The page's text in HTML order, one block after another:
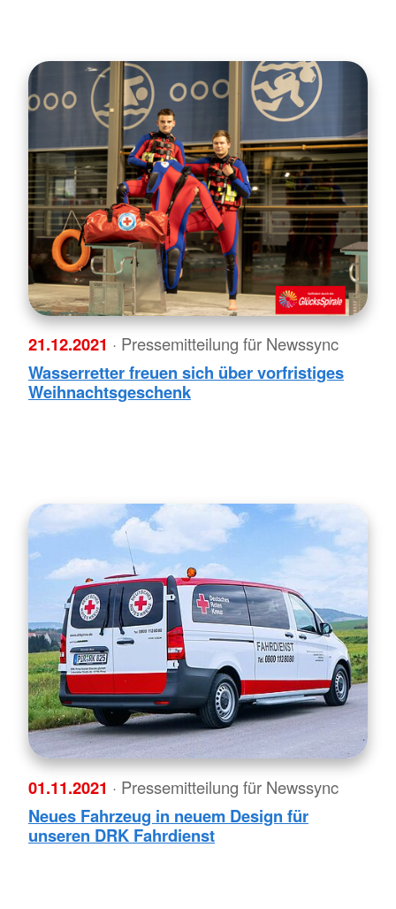
21.12.2021 · Pressemitteilung für Newssync
Wasserretter freuen sich über vorfristiges
Weihnachtsgeschenk
01.11.2021 · Pressemitteilung für Newssync
Neues Fahrzeug in neuem Design für
unseren DRK Fahrdienst